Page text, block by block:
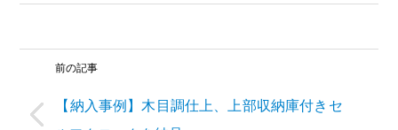
前の記事
【納入事例】木目調仕上、上部収納庫付きセ